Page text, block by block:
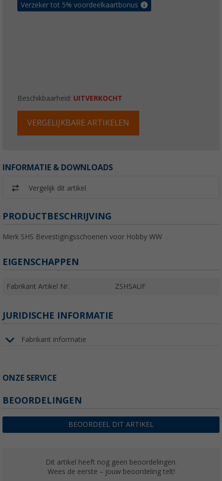
Verzeker tot 5% voordeelkaartbonus
Beschikbaarheid: UITVERKOCHT
VERGELIJKBARE ARTIKELEN
INFORMATIE & DOWNLOADS
Vergelijk dit artikel
PRODUCTBESCHRIJVING
Merk SHS Bevestigingsschoenen voor Hobby WW
EIGENSCHAPPEN
Fabrikant Artikel Nr. ZSHSAUF
JURIDISCHE INFORMATIE
Fabrikant informatie
ONZE SERVICE
BEOORDELINGEN
BEOORDEEL DIT ARTIKEL
Dit artikel heeft nog geen beoordelingen.
Wees de eerste – jouw beoordeling telt!